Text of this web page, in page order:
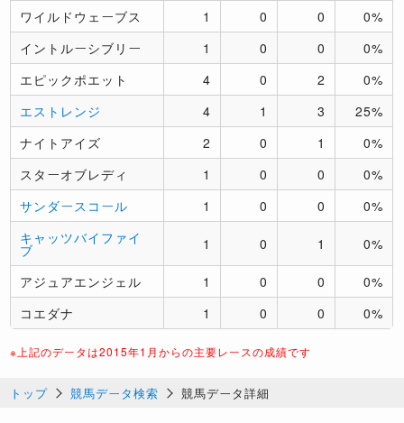
ワイルドウェーブス
1 0 0
0%
イントルーシブリー
1 0 0
0%
エピックポエット
4 0 2
0%
エストレンジ
4 1 3
25%
ナイトアイズ
2 0 1
0%
スターオブレディ
1 0 0
0%
サンダースコール
1 0 0
0%
キャッツバイファイ
ブ 1 0 1 0%
アジュアエンジェル 1 0 0
0%
コエダナ
1 0 0 0%
※上記のデータは2015年1月からの主要レースの成績です
トップ 競馬データ検索 競馬データ詳細